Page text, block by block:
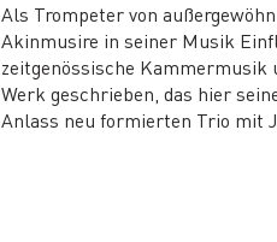
Als Trompeter von
Akinmusire in seiner Musik
zeitgenössische Kammermusik
Werk geschrieben, das hier
Anlass neu formierten Trio mit